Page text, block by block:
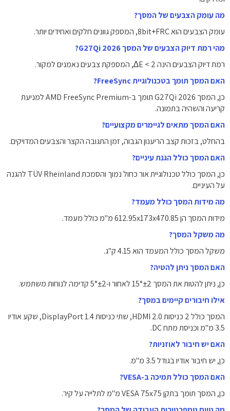
מה עומק הצבעים של המסך?
עומק הצבעים הוא 8bit+FRC, המספק גוונים חלקים ואחידים יותר.
מהי רמת דיוק הצבעים של המסך G27Qi 2026?
רמת דיוק הצבעים הינה E < 2∆, המספקת צבעים נאמנים למקור.
האם המסך תומך בטכנולוגיית FreeSync?
כן, המסך G27Qi 2026 תומך ב-AMD FreeSync Premium למניעת
קריעה והשהיה בתמונה.
האם המסך מתאים לגיימרים מקצועיים?
בהחלט, בזכות קצב הריענון הגבוה, זמן התגובה הקצר והצבעים המדויקים.
האם המסך כולל הגנת עיניים?
כן, המסך כולל טכנולוגיית אור כחול נמוך והסמכת TÜV Rheinland להגנה
על העיניים.
מה מידות המסך כולל מעמד?
מידות המסך הן ‎612.95x173x470.85‎ מ"מ כולל מעמד.
מה משקל המסך?
משקל המסך כולל המעמד הוא 4.15 ק"ג.
האם המסך ניתן להטיה?
כן, ניתן להטות את המסך 15°±2 לאחור ו-5°±2 קדימה לנוחות משתמש.
אילו חיבורים קיימים במסך?
המסך כולל 2 כניסות HDMI 2.0, שתי כניסות DisplayPort 1.4, שקע אודיו
3.5 מ"מ וכניסת מתח DC.
האם יש חיבור לאוזניות?
כן, יש חיבור אודיו בגודל 3.5 מ"מ.
האם המסך כולל תמיכה ב-VESA?
כן, המסך תומך בתקן VESA 75x75 מ"מ לתלייה על קיר.